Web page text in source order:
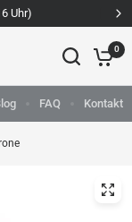
Uhr)
0
FAQ Kontakt